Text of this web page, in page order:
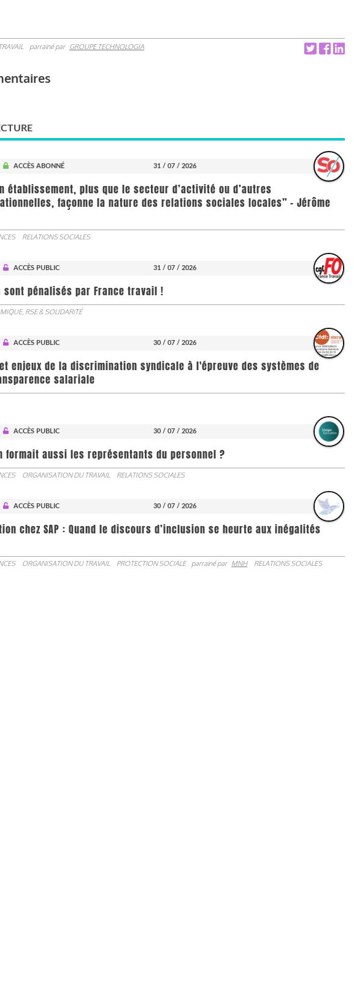
parrainé par GROUPE TECHNOLOGIA
ACCÈS ABONNÉ 31 / 07 / 2026
établissement, plus que le secteur d’activité ou d’autres
façonne la nature des relations sociales locales” - Jérôme
RELATIONS SOCIALES
ACCÈS PUBLIC 31 / 07 / 2026
pénalisés par France travail !
RSE & SOLIDARITÉ
ACCÈS PUBLIC 30 / 07 / 2026
enjeux de la discrimination syndicale à l'épreuve des systèmes de
salariale
ACCÈS PUBLIC 30 / 07 / 2026
formait aussi les représentants du personnel ?
ORGANISATION DU TRAVAIL RELATIONS SOCIALES
ACCÈS PUBLIC 30 / 07 / 2026
chez SAP : Quand le discours d’inclusion se heurte aux inégalités
ORGANISATION DU TRAVAIL PROTECTION SOCIALE parrainé par MNH RELATIONS SOCIALES